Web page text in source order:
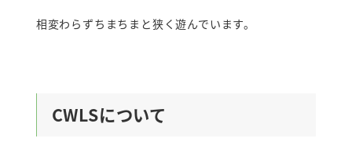
相変わらずちまちまと狭く遊んでいます。
CWLSについて